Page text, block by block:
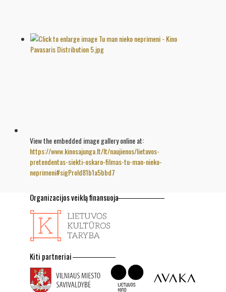
View the embedded image gallery online at:
https://www.kinosajunga.lt/lt/naujienos/lietuvos-
pretendentas-siekti-oskaro-filmas-tu-man-nieko-
neprimeni#sigProId81b1a5bbd7
Organizacijos veiklą finansuoja
Kiti partneriai